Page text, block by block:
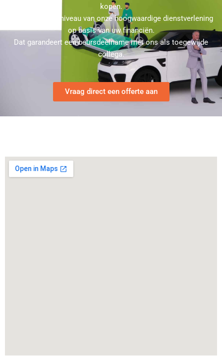
kopen.
Kies hierbij het niveau van onze hoogwaardige dienstverlening
op basis van uw financiën.
Dat garandeert een beursdeelname met ons als toegewijde
collega.
Vraag direct een offerte aan